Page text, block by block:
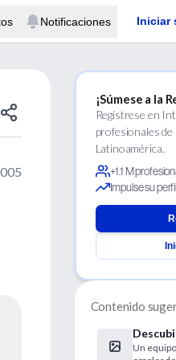
Notificaciones Iniciar
¡Súmese a la
Regístrese en
profesionales de
Latinoamérica.
+1.1 M
Impulse su perfil
Contenido
Un